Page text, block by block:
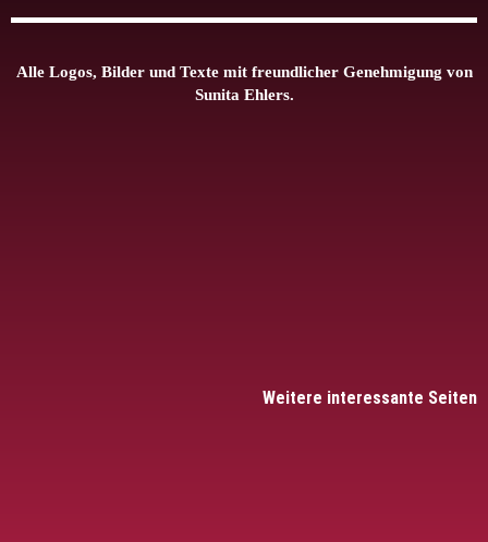
Alle Logos, Bilder und Texte mit freundlicher Genehmigung von
Sunita Ehlers.
Weitere interessante Seiten